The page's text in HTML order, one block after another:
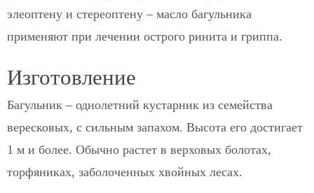
элеоптену и стереоптену – масло багульника
применяют при лечении острого ринита и гриппа.
Изготовление
Багульник – однолетний кустарник из семейства
вересковых, с сильным запахом. Высота его достигает
1 м и более. Обычно растет в верховых болотах,
торфяниках, заболоченных хвойных лесах.